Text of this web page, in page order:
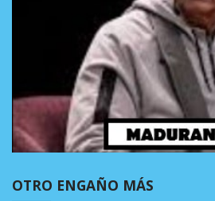
OTRO ENGAÑO MÁS